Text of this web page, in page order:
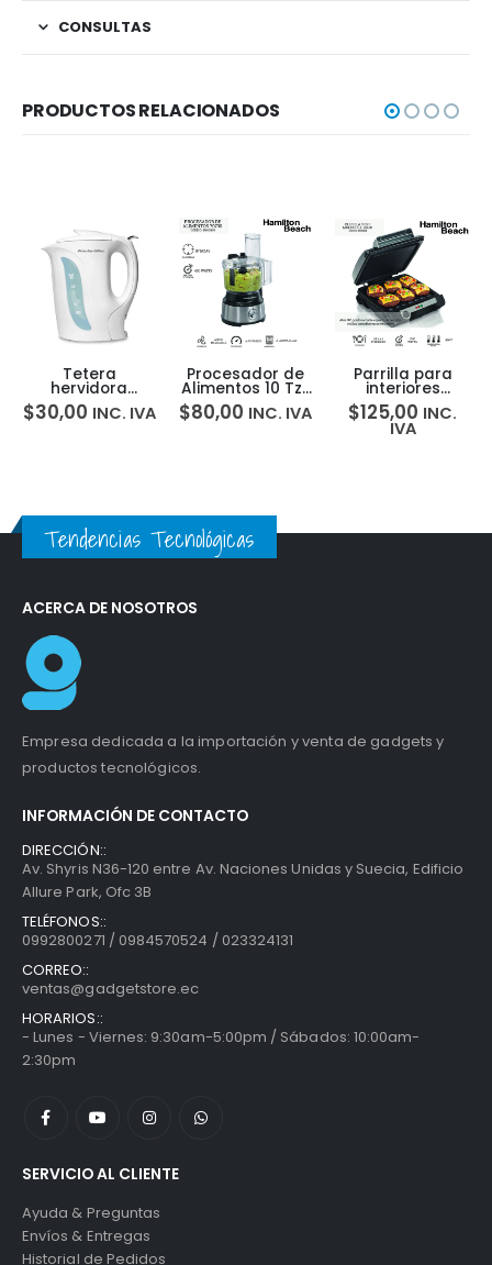
CONSULTAS
PRODUCTOS RELACIONADOS
Tetera
hervidora
Proctor Silex
K2070Y
$30,00 INC. IVA
Procesador de
Alimentos 10 Tzs
450Wts
Hamilton Beach
$80,00 INC. IVA
Parrilla para
interiores
MultiGrill 3en1
Hamilton Beach
25600 5H00068
$125,00 INC.
IVA
Tendencias Tecnológicas
ACERCA DE NOSOTROS
Empresa dedicada a la importación y venta de gadgets y
productos tecnológicos.
INFORMACIÓN DE CONTACTO
DIRECCIÓN::
Av. Shyris N36-120 entre Av. Naciones Unidas y Suecia, Edificio
Allure Park, Ofc 3B
TELÉFONOS::
0992800271 / 0984570524 / 023324131
CORREO::
ventas@gadgetstore.ec
HORARIOS::
- Lunes - Viernes: 9:30am-5:00pm / Sábados: 10:00am-
2:30pm
SERVICIO AL CLIENTE
Ayuda & Preguntas
Envíos & Entregas
Historial de Pedidos